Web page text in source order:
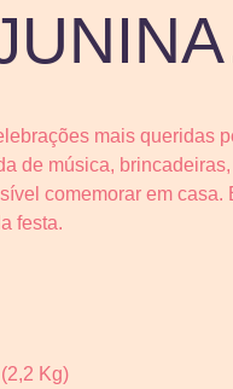
mais queridas
de música,
comemorar em casa.
festa.
Kg)